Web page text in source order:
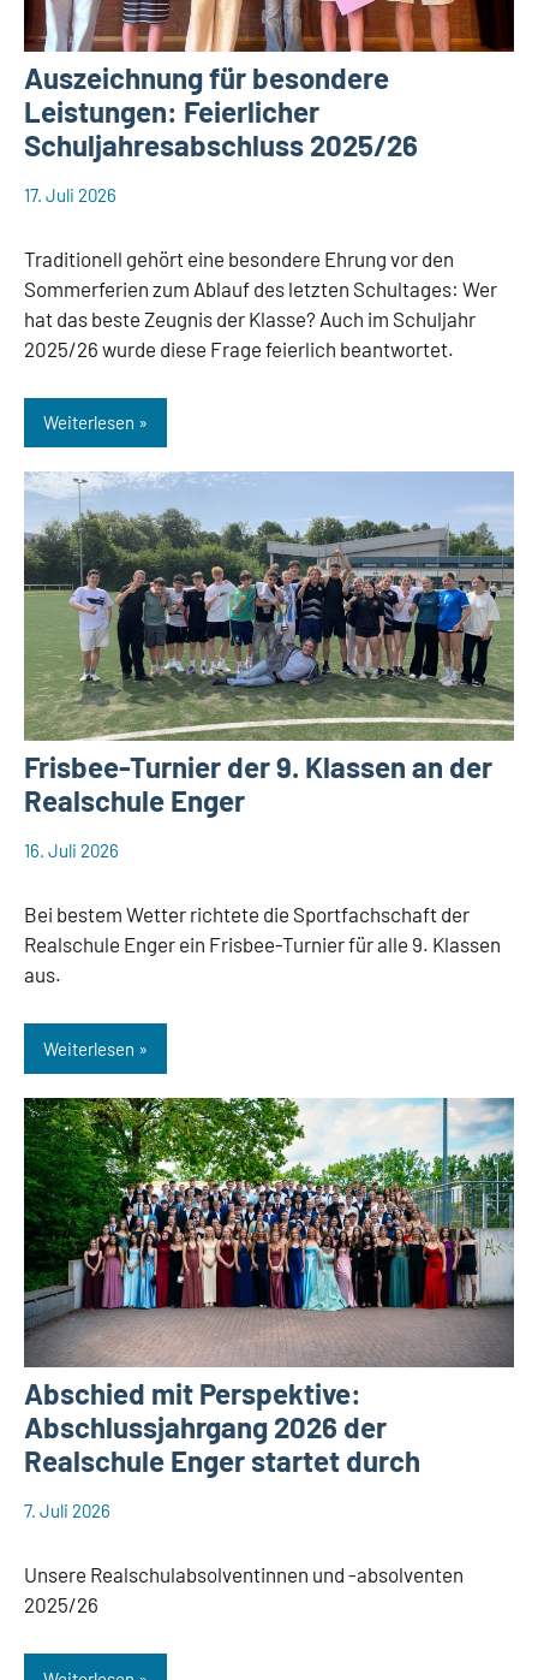
Auszeichnung für besondere
Leistungen: Feierlicher
Schuljahresabschluss 2025/26
17. Juli 2026
web148
Traditionell gehört eine besondere Ehrung vor den
Sommerferien zum Ablauf des letzten Schultages: Wer
hat das beste Zeugnis der Klasse? Auch im Schuljahr
2025/26 wurde diese Frage feierlich beantwortet.
Weiterlesen
Frisbee-Turnier der 9. Klassen an der
Realschule Enger
16. Juli 2026
web148
Bei bestem Wetter richtete die Sportfachschaft der
Realschule Enger ein Frisbee-Turnier für alle 9. Klassen
aus.
Weiterlesen
Abschied mit Perspektive:
Abschlussjahrgang 2026 der
Realschule Enger startet durch
7. Juli 2026
web148
Unsere Realschulabsolventinnen und -absolventen
2025/26